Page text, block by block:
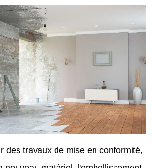
des travaux de mise en conformité,